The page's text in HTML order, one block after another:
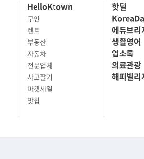
HelloKtown
구인
렌트
부동산
자동차
전문업체
사고팔기
마켓세일
맛집
핫딜
에듀브리
생활영어
업소록
의료관광
해피빌리